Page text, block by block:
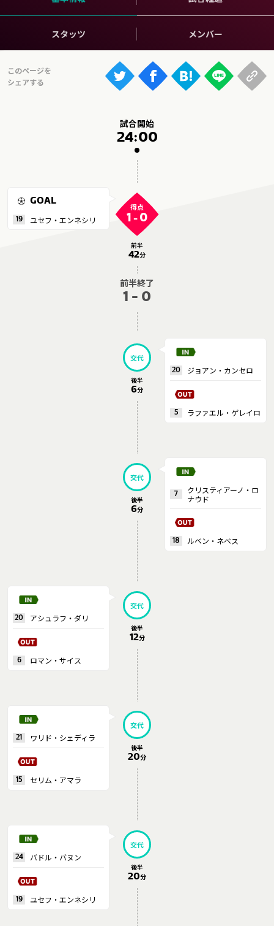
Web
© AbemaTV. Inc. All Rights Reserved.
スタッツ メンバー
試合開始
24:00
GOAL
19 ユセフ・エンネシリ
得点
1 - 0
前半
42分
前半終了
1 - 0
交代
後半
6分
20 ジョアン・カンセロ
5 ラファエル・ゲレイロ
交代
後半
6分
7
クリスティアーノ・ロ
ナウド
18 ルベン・ネベス
20 アシュラフ・ダリ
6 ロマン・サイス
交代
後半
12分
21 ワリド・シェディラ
15 セリム・アマラ
交代
後半
20分
24 バドル・バヌン
19 ユセフ・エンネシリ
交代
後半
20分